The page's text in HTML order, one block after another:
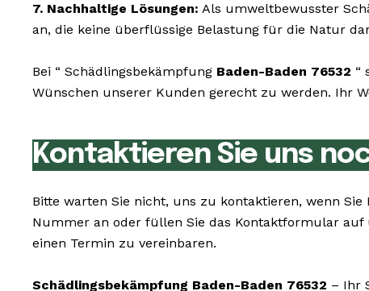
7. Nachhaltige Lösungen: Als umweltbewusster
an, die keine überflüssige Belastung für die Natur
Bei “ Schädlingsbekämpfung Baden-Baden 76532 “
Wünschen unserer Kunden gerecht zu werden. Ihr
Kontaktieren Sie uns
Bitte warten Sie nicht, uns zu kontaktieren, wenn
Nummer an oder füllen Sie das Kontaktformular
einen Termin zu vereinbaren.
Schädlingsbekämpfung Baden-Baden 76532 – Ihr